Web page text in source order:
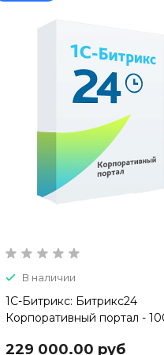
В наличии
1С-Битрикс: Битрикс24
Корпоративный портал -
229 000.00 руб